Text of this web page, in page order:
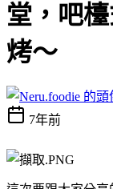
堂，吧
烤～
7年前